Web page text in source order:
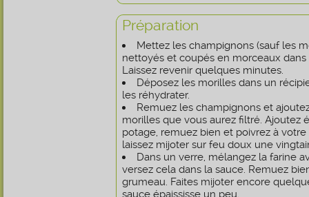
Préparation
Mettez les champignons (sauf les
nettoyés et coupés en morceaux
Laissez revenir quelques minutes.
Déposez les morilles dans un
les réhydrater.
Remuez les champignons et
morilles que vous aurez filtré. Ajoutez
potage, remuez bien et poivrez à
laissez mijoter sur feu doux une
Dans un verre, mélangez la farine
versez cela dans la sauce. Remuez
grumeau. Faites mijoter encore
sauce épaississe un peu.